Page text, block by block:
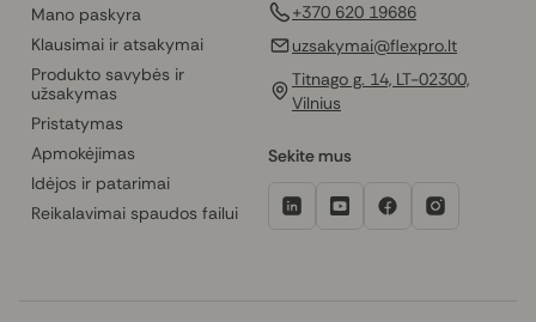
Mano paskyra
Klausimai ir atsakymai
Produkto savybės ir
užsakymas
Pristatymas
Apmokėjimas
Idėjos ir patarimai
Reikalavimai spaudos failui
+370 620 19686
uzsakymai@flexpro.lt
Titnago g. 14, LT-02300,
Vilnius
Sekite mus